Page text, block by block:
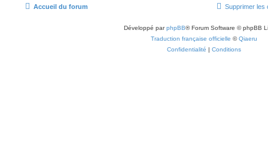
Accueil du forum Supprimer les
Développé parphpBB® Forum Software © phpBB
Traduction française officielle ©Qiaeru
Confidentialité | Conditions